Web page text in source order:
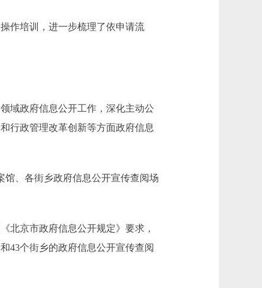
作培训，进一步梳理了依申请流
域政府信息公开工作，深化主动公
行政管理改革创新等方面政府信息
、各街乡政府信息公开宣传查阅场
京市政府信息公开规定》要求，
43个街乡的政府信息公开宣传查阅